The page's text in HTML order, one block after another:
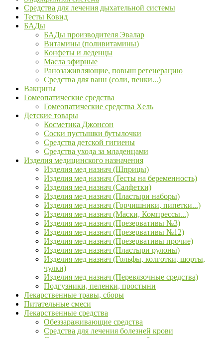
Средства для лечения дыхательной системы
Тесты Ковид
БАДы
БАДы производителя Эвалар
Витамины (поливитамины)
Конфеты и леденцы
Масла эфирные
Ранозаживляющие, повыш регенерацию
Средства для ванн (соли, пенки...)
Вакцины
Гомеопатические средства
Гомеопатические средства Хель
Детские товары
Косметика Джонсон
Соски пустышки бутылочки
Средства детской гигиены
Средства ухода за младенцами
Изделия медицинского назначения
Изделия мед назнач (Шприцы)
Изделия мед назнач (Тесты на беременность)
Изделия мед назнач (Салфетки)
Изделия мед назнач (Пластыри наборы)
Изделия мед назнач (Горчишники, пипетки...)
Изделия мед назнач (Маски, Компрессы...)
Изделия мед назнач (Презервативы №3)
Изделия мед назнач (Презервативы №12)
Изделия мед назнач (Презервативы прочие)
Изделия мед назнач (Пластыри рулоны)
Изделия мед назнач (Гольфы, колготки, шорты,
чулки)
Изделия мед назнач (Перевязочные средства)
Подгузники, пеленки, простыни
Лекарственные травы, сборы
Питательные смеси
Лекарственные средства
Обеззараживающие средства
Средства для лечения болезней крови